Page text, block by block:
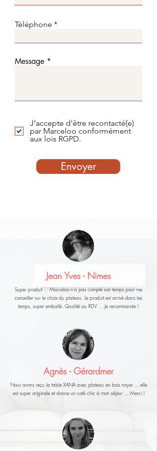
Téléphone
Message
J’accepte d'être recontacté(e)
par Marceloo conformément
aux lois RGPD.
Envoyer
Jean Yves - Nimes
Super produit ... Marceloo n'a pas compté son temps pour me
conseiller sur le choix du plateau. Le produit est arrivé dans les
temps, super emballé. Qualité au RDV ... Je recommande !
Agnès - Gérardmer
Nous avons reçu la table XANA avec plateau en bois noyer ... elle
est super originale et donne un coté chic à mon séjour ... Merci !